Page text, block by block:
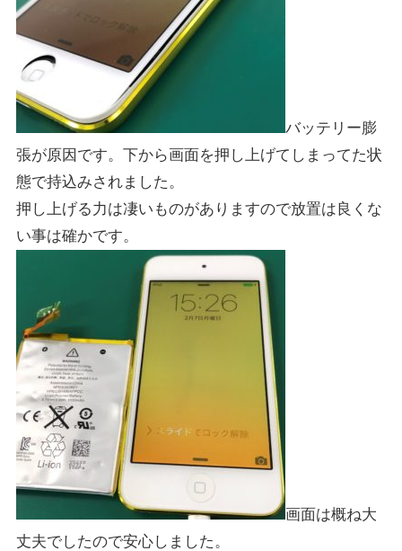
バッテリー膨
張が原因です。下から画面を押し上げてしまってた状
態で持込みされました。
押し上げる力は凄いものがありますので放置は良くな
い事は確かです。
画面は概ね大
丈夫でしたので安心しました。